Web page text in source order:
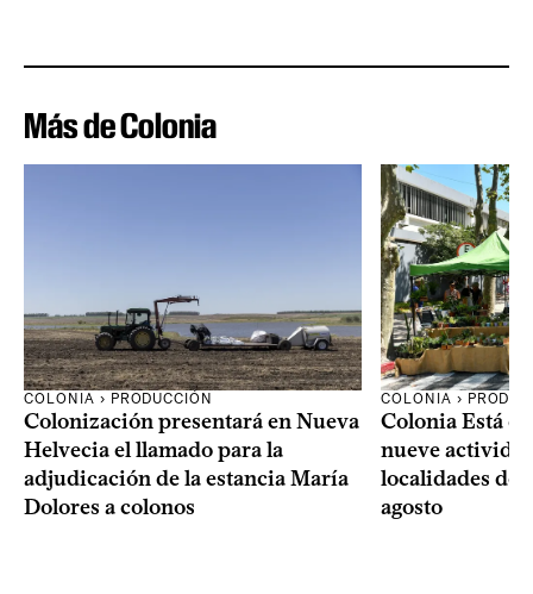
Más de Colonia
COLONIA › PRODUCCIÓN
Colonización presentará en Nueva
Helvecia el llamado para la
adjudicación de la estancia María
Dolores a colonos
COLONIA ›
Colonia Está
nueve
localidades del
agosto